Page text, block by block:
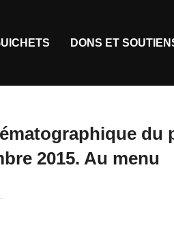
DONS ET
du
2015. Au menu